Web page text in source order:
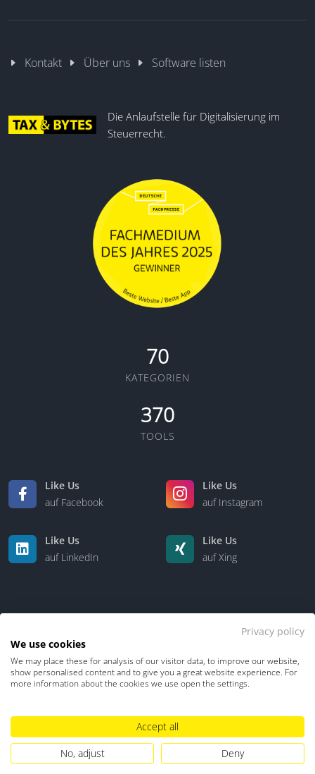
Kontakt Über uns Software listen
Die Anlaufstelle für Digitalisierung im
Steuerrecht.
70
KATEGORIEN
370
TOOLS
Like Us
auf Facebook
Like Us
auf Instagram
Like Us
auf LinkedIn
Like Us
auf Xing
Kontakt Über uns
Impressum
Hinweisgebersystem
Umgang mit KI
Privacy policy
We use cookies
We may place these for analysis of our visitor data, to improve our website,
show personalised content and to give you a great website experience. For
more information about the cookies we use open the settings.
Accept all
No, adjust
Deny